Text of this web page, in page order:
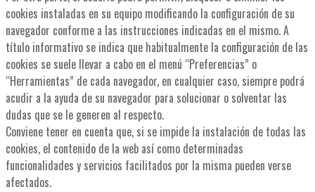
cookies instaladas en su equipo modificando la configuración de su
navegador conforme a las instrucciones indicadas en el mismo. A
título informativo se indica que habitualmente la configuración de las
cookies se suele llevar a cabo en el menú “Preferencias” o
“Herramientas” de cada navegador, en cualquier caso, siempre podrá
acudir a la ayuda de su navegador para solucionar o solventar las
dudas que se le generen al respecto.
Conviene tener en cuenta que, si se impide la instalación de todas las
cookies, el contenido de la web así como determinadas
funcionalidades y servicios facilitados por la misma pueden verse
afectados.